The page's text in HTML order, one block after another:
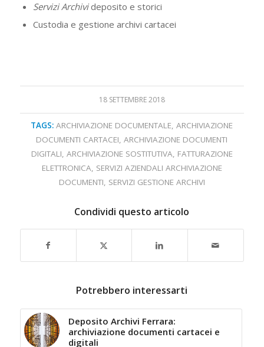
Servizi Archivideposito e storici
Custodia e gestione archivi cartacei
18 SETTEMBRE 2018
TAGS: ARCHIVIAZIONE DOCUMENTALE,ARCHIVIAZIONE
DOCUMENTI CARTACEI,ARCHIVIAZIONE DOCUMENTI
DIGITALI, ARCHIVIAZIONE SOSTITUTIVA, FATTURAZIONE
ELETTRONICA, SERVIZI AZIENDALI ARCHIVIAZIONE
DOCUMENTI, SERVIZI GESTIONE ARCHIVI
Condividi questo articolo
Potrebbero interessarti
Deposito Archivi Ferrara:
archiviazione documenti cartacei e
digitali